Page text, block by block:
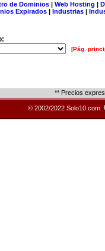
de Dominios| Web Hosting |
Expirados | Industrias |
[Pág.
** Precios
© 2002/2022 Solo10.com